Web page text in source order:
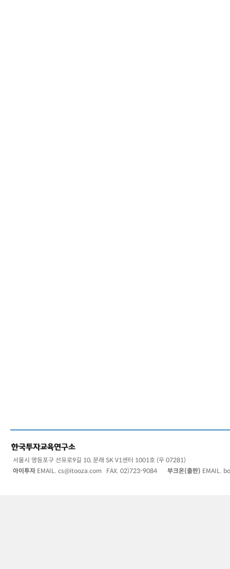
서울시 영등포구 선유로9길 10, 문래 SK V1센터 1001호 (우 07281)
아이투자 EMAIL. cs@itooza.com FAX. 02)723-9084 부크온(출판) EMAIL.